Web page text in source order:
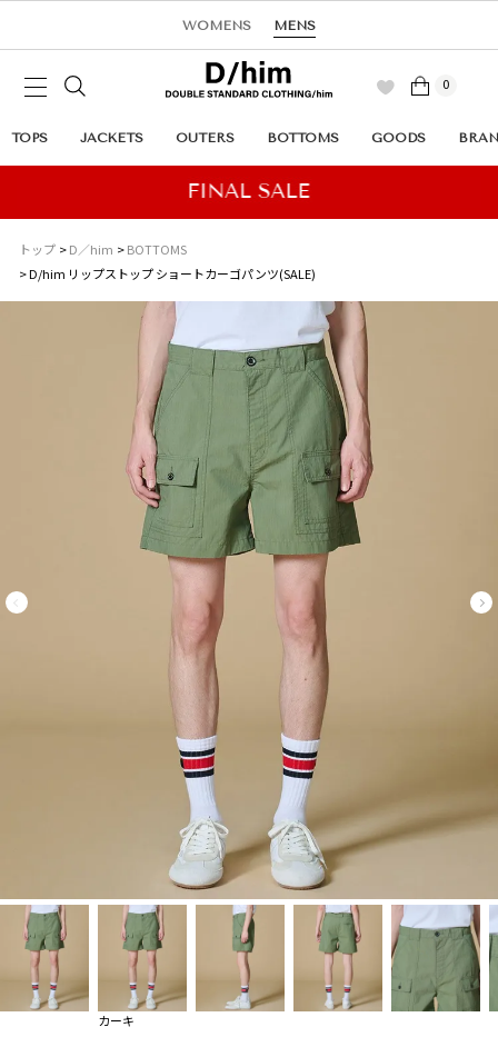
WOMENS MENS
0
TOPS JACKETS OUTERS BOTTOMS GOODS
トップ D／him
BOTTOMS
D/him リップストップ ショートカーゴパンツ(SALE)
カーキ